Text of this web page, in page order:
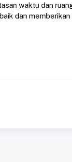
waktu dan
dan